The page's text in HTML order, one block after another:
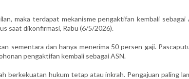
maka terdapat mekanisme pengaktifan kembali sebagai
saat dikonfirmasi, Rabu (6/5/2026).
sementara dan hanya menerima 50 persen gaji.
pengaktifan kembali sebagai ASN.
berkekuatan hukum tetap atau inkrah. Pengajuan paling